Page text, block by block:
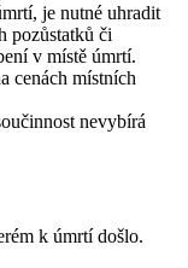
je nutné uhradit
pozůstatků či
v místě úmrtí.
cenách místních
nevybírá
k úmrtí došlo.